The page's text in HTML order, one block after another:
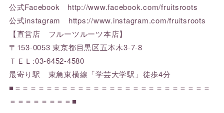
公式Facebook http://www.facebook.com/fruitsroots
公式instagram https://www.instagram.com/fruitsroots
【直営店 フルーツルーツ本店】
〒153-0053 東京都目黒区五本木3-7-8
ＴＥＬ:03-6452-4580
最寄り駅 東急東横線「学芸大学駅」徒歩4分
■＝＝＝＝＝＝＝＝＝＝＝＝＝＝＝＝＝＝＝＝＝＝＝＝＝
＝＝＝＝＝＝＝＝■